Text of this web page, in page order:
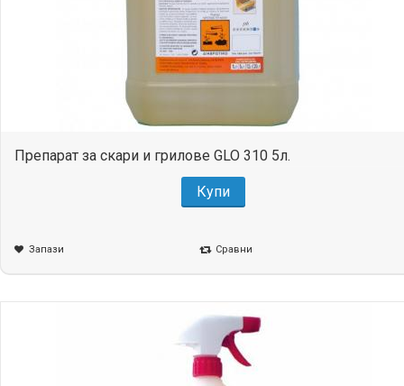
Препарат за скари и грилове GLO 310 5л.
Купи
Запази Сравни